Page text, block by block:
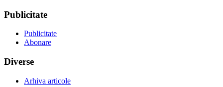
Publicitate
Publicitate
Abonare
Diverse
Arhiva articole